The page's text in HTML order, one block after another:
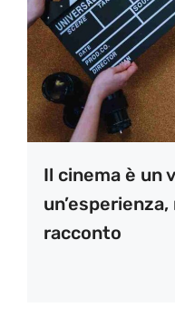
Il cinema è un
racconto